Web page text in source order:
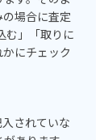
場合に査定
む」「取りに
にチェック
されていな